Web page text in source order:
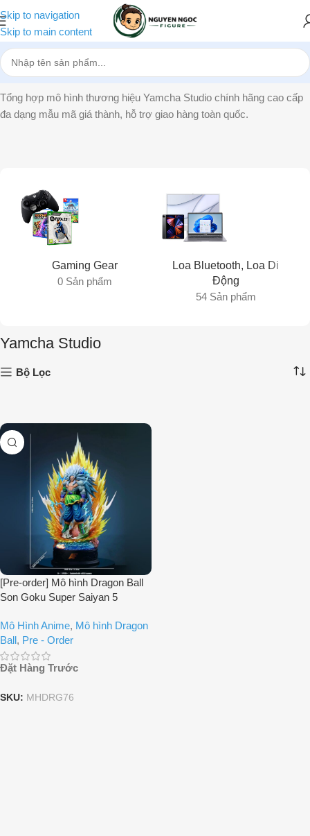
Skip to navigation
Skip to main content
Trang chủ»Yamcha Studio
Tổng hợp mô hình thương hiệu Yamcha Studio chính hãng cao cấp
đa dạng mẫu mã giá thành, hỗ trợ giao hàng toàn quốc.
Gaming Gear
0 Sản phẩm
Loa Bluetooth, Loa Di
Động
54 Sản phẩm
Yamcha Studio
Bộ Lọc
[Pre-order] Mô hình Dragon Ball
Son Goku Super Saiyan 5
Mô Hình Anime, Mô hình Dragon
Ball, Pre - Order
Đặt Hàng Trước
SKU: MHDRG76